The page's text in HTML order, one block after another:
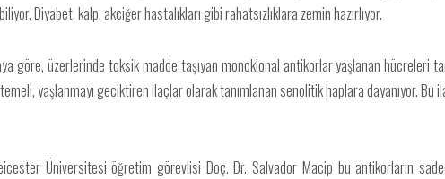
Diyabet, kalp, akciğer hastalıkları gibi rahatsızlıklara zemin hazırlıyor.
göre, üzerlerinde toksik madde taşıyan monoklonal antikorlar yaşlanan hücreleri
yaşlanmayı geciktiren ilaçlar olarak tanımlanan senolitik haplara dayanıyor.
Üniversitesi öğretim görevlisi Doç. Dr. Salvador Macip bu antikorların